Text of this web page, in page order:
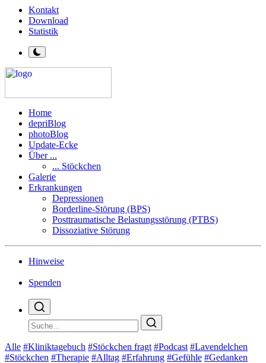
Kontakt
Download
Statistik
Home
depriBlog
photoBlog
Update-Ecke
Über ...
... Stöckchen
Galerie
Erkrankungen
Depressionen
Borderline-Störung (BPS)
Posttraumatische Belastungsstörung (PTBS)
Dissoziative Störung
Hinweise
Spenden
Alle #Kliniktagebuch #Stöckchen fragt #Podcast #Lavendelchen
#Stöckchen #Therapie #Alltag #Erfahrung #Gefühle #Gedanken